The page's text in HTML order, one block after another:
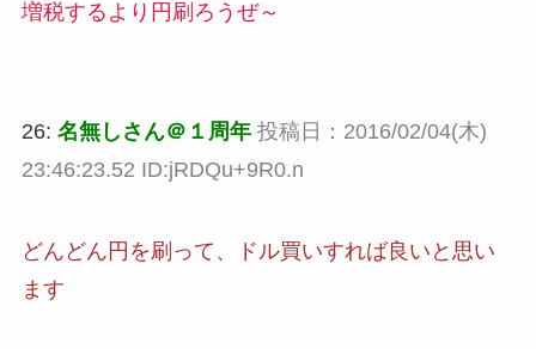
増税するより円刷ろうぜ～
26: 名無しさん＠１周年 投稿日：2016/02/04(木)
23:46:23.52 ID:jRDQu+9R0.n
どんどん円を刷って、ドル買いすれば良いと思い
ます